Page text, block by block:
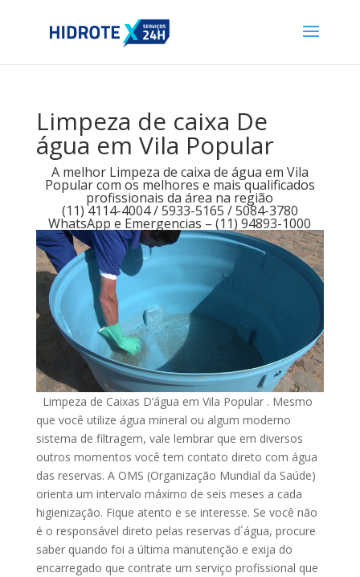
Limpeza de caixa De
água em Vila Popular
A melhor Limpeza de caixa de água em Vila
Popular com os melhores e mais qualificados
profissionais da área na região
(11) 4114-4004 / 5933-5165 / 5084-3780
WhatsApp e Emergencias – (11) 94893-1000
Limpeza de Caixas D’água em Vila Popular . Mesmo
que você utilize água mineral ou algum moderno
sistema de filtragem, vale lembrar que em diversos
outros momentos você tem contato direto com água
das reservas. A OMS (Organização Mundial da Saúde)
orienta um intervalo máximo de seis meses a cada
higienização. Fique atento e se interesse. Se você não
é o responsável direto pelas reservas d´água, procure
saber quando foi a última manutenção e exija do
encarregado que contrate um serviço profissional que